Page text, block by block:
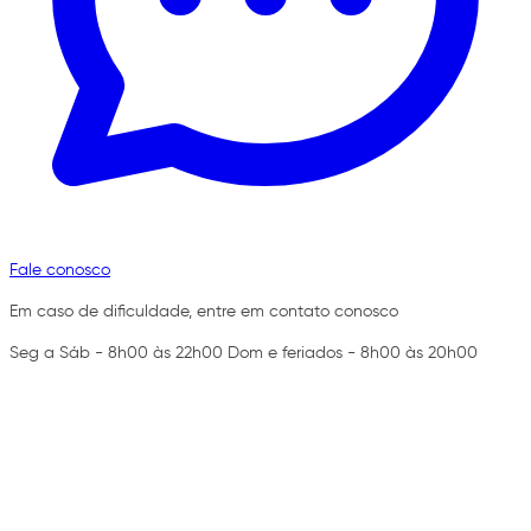
Fale conosco
Em caso de dificuldade, entre em contato conosco
Seg a Sáb - 8h00 às 22h00 Dom e feriados - 8h00 às 20h00